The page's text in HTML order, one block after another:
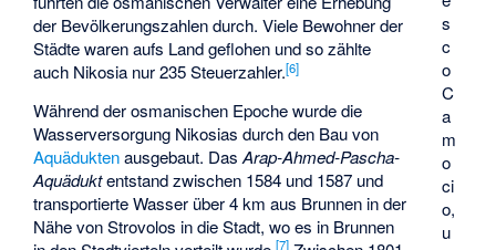
s
c
o
C
a
m
o
ci
o,
u
der Bevölkerungszahlen durch. Viele Bewohner der
Städte waren aufs Land geflohen und so zählte
auch Nikosia nur 235 Steuerzahler.[6]
Während der osmanischen Epoche wurde die
Wasserversorgung Nikosias durch den Bau von
Aquäduktenausgebaut. DasArap-Ahmed-Pascha-
Aquäduktentstand zwischen 1584 und 1587 und
transportierte Wasser über 4 km aus Brunnen in der
Nähe von Strovolos in die Stadt, wo es in Brunnen
[7]